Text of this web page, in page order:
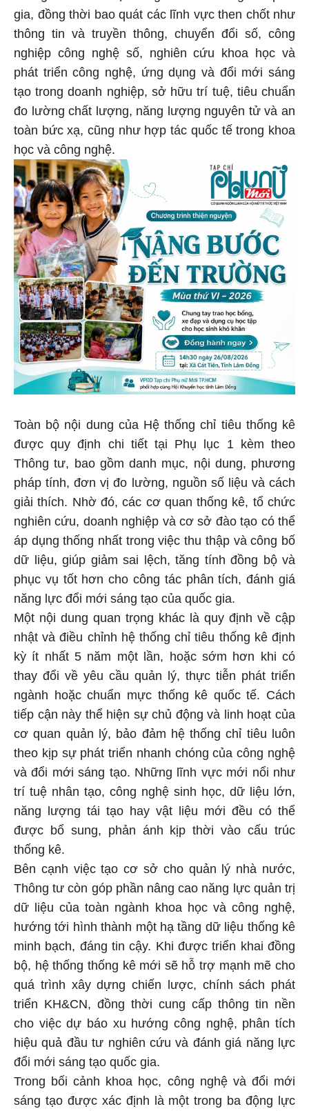
gia, đồng thời bao quát các lĩnh vực then chốt như
thông tin và truyền thông, chuyển đổi số, công
nghiệp công nghệ số, nghiên cứu khoa học và
phát triển công nghệ, ứng dụng và đổi mới sáng
tạo trong doanh nghiệp, sở hữu trí tuệ, tiêu chuẩn
đo lường chất lượng, năng lượng nguyên tử và an
toàn bức xạ, cũng như hợp tác quốc tế trong khoa
học và công nghệ.
Toàn bộ nội dung của Hệ thống chỉ tiêu thống kê
được quy định chi tiết tại Phụ lục 1 kèm theo
Thông tư, bao gồm danh mục, nội dung, phương
pháp tính, đơn vị đo lường, nguồn số liệu và cách
giải thích. Nhờ đó, các cơ quan thống kê, tổ chức
nghiên cứu, doanh nghiệp và cơ sở đào tạo có thể
áp dụng thống nhất trong việc thu thập và công bố
dữ liệu, giúp giảm sai lệch, tăng tính đồng bộ và
phục vụ tốt hơn cho công tác phân tích, đánh giá
năng lực đổi mới sáng tạo của quốc gia.
Một nội dung quan trọng khác là quy định về cập
nhật và điều chỉnh hệ thống chỉ tiêu thống kê định
kỳ ít nhất 5 năm một lần, hoặc sớm hơn khi có
thay đổi về yêu cầu quản lý, thực tiễn phát triển
ngành hoặc chuẩn mực thống kê quốc tế. Cách
tiếp cận này thể hiện sự chủ động và linh hoạt của
cơ quan quản lý, bảo đảm hệ thống chỉ tiêu luôn
theo kịp sự phát triển nhanh chóng của công nghệ
và đổi mới sáng tạo. Những lĩnh vực mới nổi như
trí tuệ nhân tạo, công nghệ sinh học, dữ liệu lớn,
năng lượng tái tạo hay vật liệu mới đều có thể
được bổ sung, phản ánh kịp thời vào cấu trúc
thống kê.
Bên cạnh việc tạo cơ sở cho quản lý nhà nước,
Thông tư còn góp phần nâng cao năng lực quản trị
dữ liệu của toàn ngành khoa học và công nghệ,
hướng tới hình thành một hạ tầng dữ liệu thống kê
minh bạch, đáng tin cậy. Khi được triển khai đồng
bộ, hệ thống thống kê mới sẽ hỗ trợ mạnh mẽ cho
quá trình xây dựng chiến lược, chính sách phát
triển KH&CN, đồng thời cung cấp thông tin nền
cho việc dự báo xu hướng công nghệ, phân tích
hiệu quả đầu tư nghiên cứu và đánh giá năng lực
đổi mới sáng tạo quốc gia.
Trong bối cảnh khoa học, công nghệ và đổi mới
sáng tạo được xác định là một trong ba động lực